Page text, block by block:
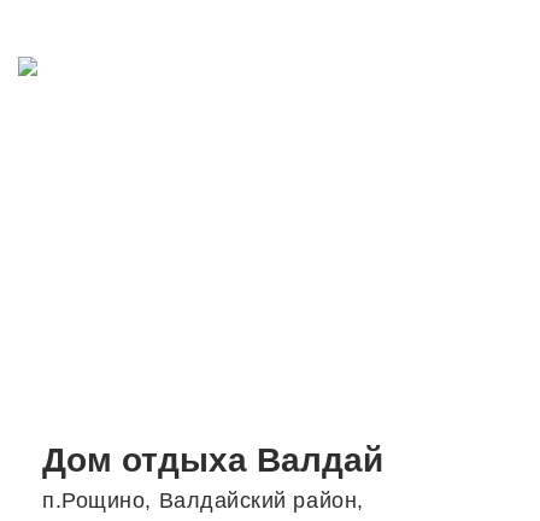
Дом отдыха Валдай
п.Рощино, Валдайский район,